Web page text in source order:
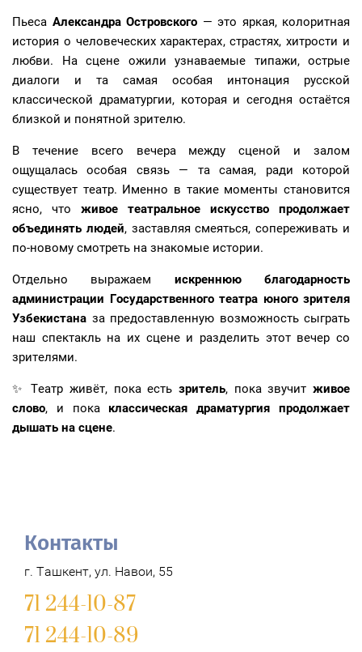
Пьеса Александра Островского — это яркая, колоритная
история о человеческих характерах, страстях, хитрости и
любви. На сцене ожили узнаваемые типажи, острые
диалоги и та самая особая интонация русской
классической драматургии, которая и сегодня остаётся
близкой и понятной зрителю.
В течение всего вечера между сценой и залом
ощущалась особая связь — та самая, ради которой
существует театр. Именно в такие моменты становится
ясно, что живое театральное искусство продолжает
объединять людей, заставляя смеяться, сопереживать и
по-новому смотреть на знакомые истории.
Отдельно выражаем искреннюю благодарность
администрации Государственного театра юного зрителя
Узбекистана за предоставленную возможность сыграть
наш спектакль на их сцене и разделить этот вечер со
зрителями.
✨ Театр живёт, пока есть зритель, пока звучит живое
слово, и пока классическая драматургия продолжает
дышать на сцене.
Контакты
г. Ташкент, ул. Навои, 55
71 244-10-87
71 244-10-89